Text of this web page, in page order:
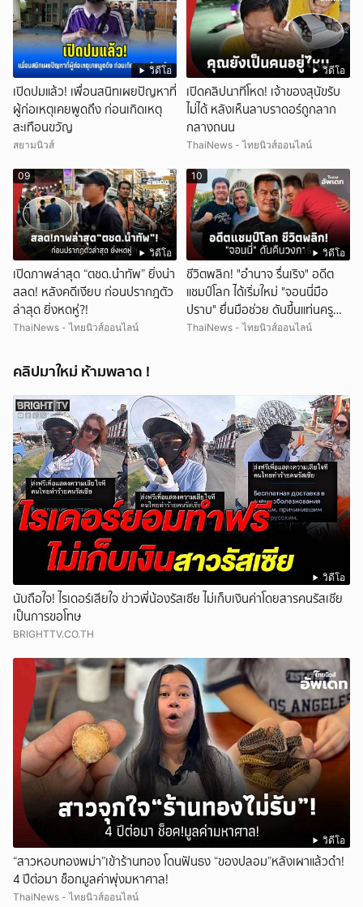
วิดีโอ
เปิดปมแล้ว! เพื่อนสนิทเผยปัญหาที่
ผู้ก่อเหตุเคยพูดถึง ก่อนเกิดเหตุ
สะเทือนขวัญ
สยามนิวส์
วิดีโอ
เปิดคลิปนาทีโหด! เจ้าของสุนัขรับ
ไม่ได้ หลังเห็นลาบราดอร์ถูกลาก
กลางถนน
ThaiNews - ไทยนิวส์ออนไลน์
วิดีโอ
09
เปิดภาพล่าสุด “ตชด.นำทัพ” ยิ่งน่า
สลด! หลังคดีเงียบ ก่อนปรากฎตัว
ล่าสุด ยิ่งหดหู่?!
ThaiNews - ไทยนิวส์ออนไลน์
วิดีโอ
10
ชีวิตพลิก! "อำนาจ รื่นเริง" อดีต
แชมป์โลก ได้เริ่มใหม่ "จอนนี่มือ
ปราบ" ยื่นมือช่วย ดันขึ้นแท่นครู
มวย
ThaiNews - ไทยนิวส์ออนไลน์
คลิปมาใหม่ ห้ามพลาด !
วิดีโอ
นับถือใจ! ไรเดอร์เสียใจ ข่าวพี่น้องรัสเซีย ไม่เก็บเงินค่าโดยสารคนรัสเซีย
เป็นการขอโทษ
BRIGHTTV.CO.TH
วิดีโอ
“สาวหอบทองพม่า”เข้าร้านทอง โดนฟันธง “ของปลอม”หลังเผาแล้วดำ!
4 ปีต่อมา ช็อกมูลค่าพุ่งมหาศาล!
ThaiNews - ไทยนิวส์ออนไลน์